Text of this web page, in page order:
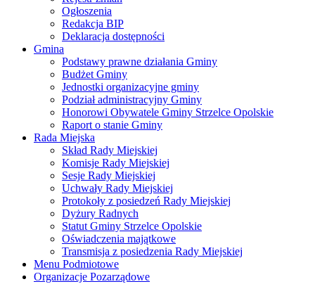
Ogłoszenia
Redakcja BIP
Deklaracja dostępności
Gmina
Podstawy prawne działania Gminy
Budżet Gminy
Jednostki organizacyjne gminy
Podział administracyjny Gminy
Honorowi Obywatele Gminy Strzelce Opolskie
Raport o stanie Gminy
Rada Miejska
Skład Rady Miejskiej
Komisje Rady Miejskiej
Sesje Rady Miejskiej
Uchwały Rady Miejskiej
Protokoły z posiedzeń Rady Miejskiej
Dyżury Radnych
Statut Gminy Strzelce Opolskie
Oświadczenia majątkowe
Transmisja z posiedzenia Rady Miejskiej
Menu Podmiotowe
Organizacje Pozarządowe